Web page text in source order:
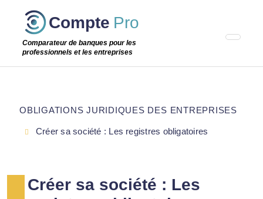
Passer
étape
Compte Pro
Comparateur de banques pour les
professionnels et les entreprises
Créer sa société : Les
OBLIGATIONS JURIDIQUES DES ENTREPRISES
Créer sa société : Les registres obligatoires